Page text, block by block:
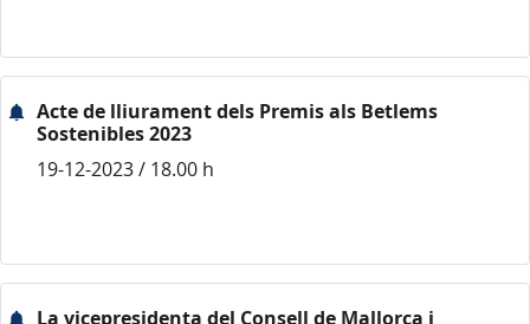
Acte de lliurament dels Premis als Betlems
Sostenibles 2023
19-12-2023 / 18.00 h
La vicepresidenta del Consell de Mallorca i